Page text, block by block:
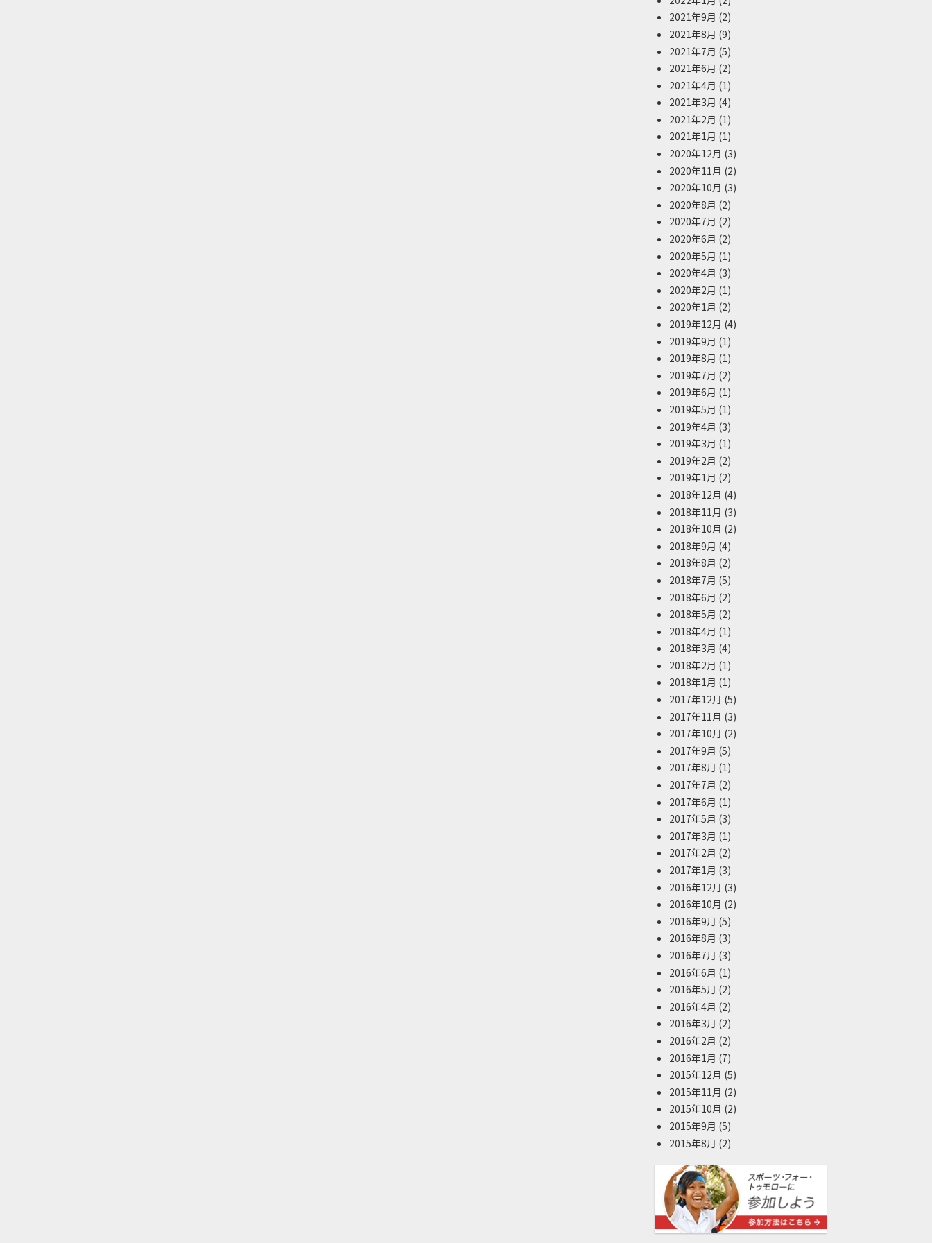
2021年9月 (2)
2021年8月 (9)
2021年7月 (5)
2021年6月 (2)
2021年4月 (1)
2021年3月 (4)
2021年2月 (1)
2021年1月 (1)
2020年12月 (3)
2020年11月 (2)
2020年10月 (3)
2020年8月 (2)
2020年7月 (2)
2020年6月 (2)
2020年5月 (1)
2020年4月 (3)
2020年2月 (1)
2020年1月 (2)
2019年12月 (4)
2019年9月 (1)
2019年8月 (1)
2019年7月 (2)
2019年6月 (1)
2019年5月 (1)
2019年4月 (3)
2019年3月 (1)
2019年2月 (2)
2019年1月 (2)
2018年12月 (4)
2018年11月 (3)
2018年10月 (2)
2018年9月 (4)
2018年8月 (2)
2018年7月 (5)
2018年6月 (2)
2018年5月 (2)
2018年4月 (1)
2018年3月 (4)
2018年2月 (1)
2018年1月 (1)
2017年12月 (5)
2017年11月 (3)
2017年10月 (2)
2017年9月 (5)
2017年8月 (1)
2017年7月 (2)
2017年6月 (1)
2017年5月 (3)
2017年3月 (1)
2017年2月 (2)
2017年1月 (3)
2016年12月 (3)
2016年10月 (2)
2016年9月 (5)
2016年8月 (3)
2016年7月 (3)
2016年6月 (1)
2016年5月 (2)
2016年4月 (2)
2016年3月 (2)
2016年2月 (2)
2016年1月 (7)
2015年12月 (5)
2015年11月 (2)
2015年10月 (2)
2015年9月 (5)
2015年8月 (2)